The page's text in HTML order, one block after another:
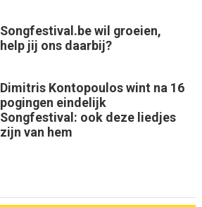
Songfestival.be wil groeien,
help jij ons daarbij?
Dimitris Kontopoulos wint na 16
pogingen eindelijk
Songfestival: ook deze liedjes
zijn van hem